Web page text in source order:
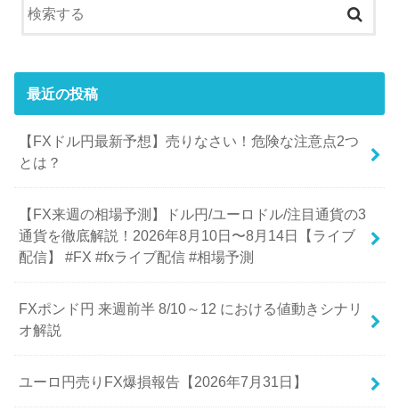
最近の投稿
【FXドル円最新予想】売りなさい！危険な注意点2つ
とは？
【FX来週の相場予測】ドル円/ユーロドル/注目通貨の3
通貨を徹底解説！2026年8月10日〜8月14日【ライブ
配信】 #FX #fxライブ配信 #相場予測
FXポンド円 来週前半 8/10～12 における値動きシナリ
オ解説
ユーロ円売りFX爆損報告【2026年7月31日】